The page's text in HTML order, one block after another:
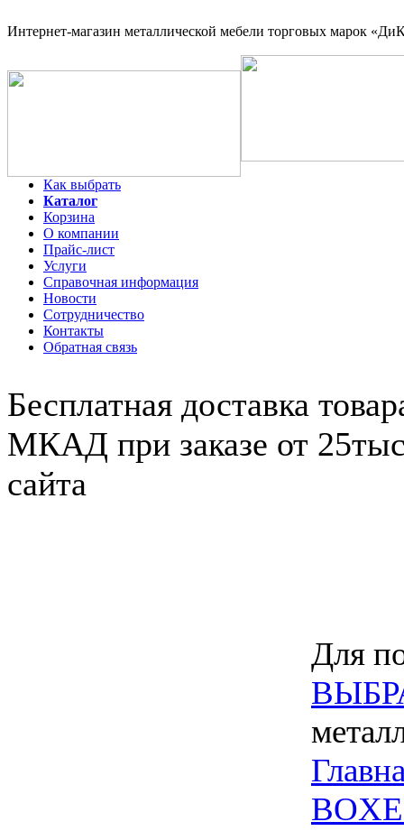
Интернет-магазин металлической мебели торговых марок
Как выбрать
Каталог
Корзина
О компании
Прайс-лист
Услуги
Справочная информация
Новости
Сотрудничество
Контакты
Обратная связь
Бесплатная доставка
МКАД при заказе от
сайта
Для